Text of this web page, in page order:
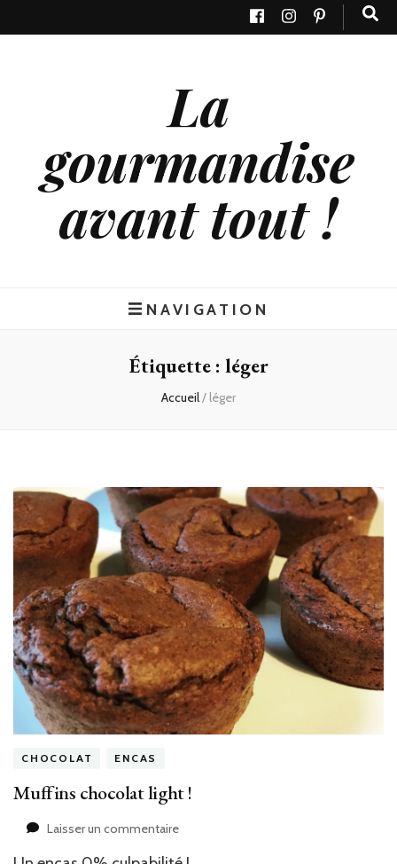
La
gourmandise
avant tout !
NAVIGATION
Étiquette : léger
Accueil/ léger
CHOCOLAT ENCAS
Muffins chocolat light !
Laisser un commentairesur